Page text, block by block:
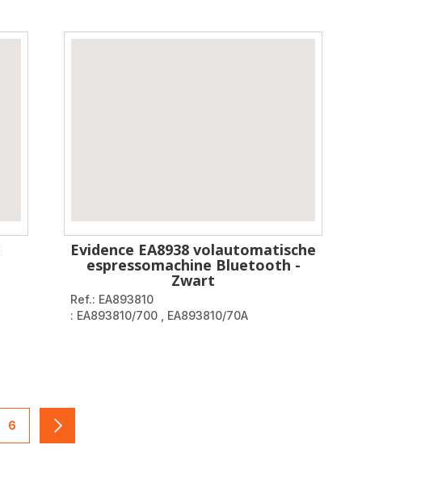
Evidence EA8938 volautomatische
espressomachine Bluetooth -
Zwart
Ref.: EA893810
: EA893810/700
EA893810/70A
6
-
navigation.pagination.actions.next